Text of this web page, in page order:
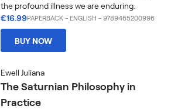
the profound illness we are enduring.
€16.99PAPERBACK - ENGLISH - 9789465200996
BUY NOW
Ewell Juliana
The Saturnian Philosophy in
Practice